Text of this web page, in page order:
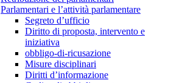
Parlamentari e l’attività parlamentare
Segreto d’ufficio
Diritto di proposta, intervento e
iniziativa
obbligo-di-ricusazione
Misure disciplinari
Diritti d’informazione